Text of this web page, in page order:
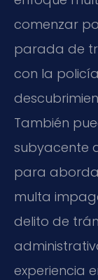
comenzar
parada de
con la
También
subyacente
para
multa
delito de
experiencia